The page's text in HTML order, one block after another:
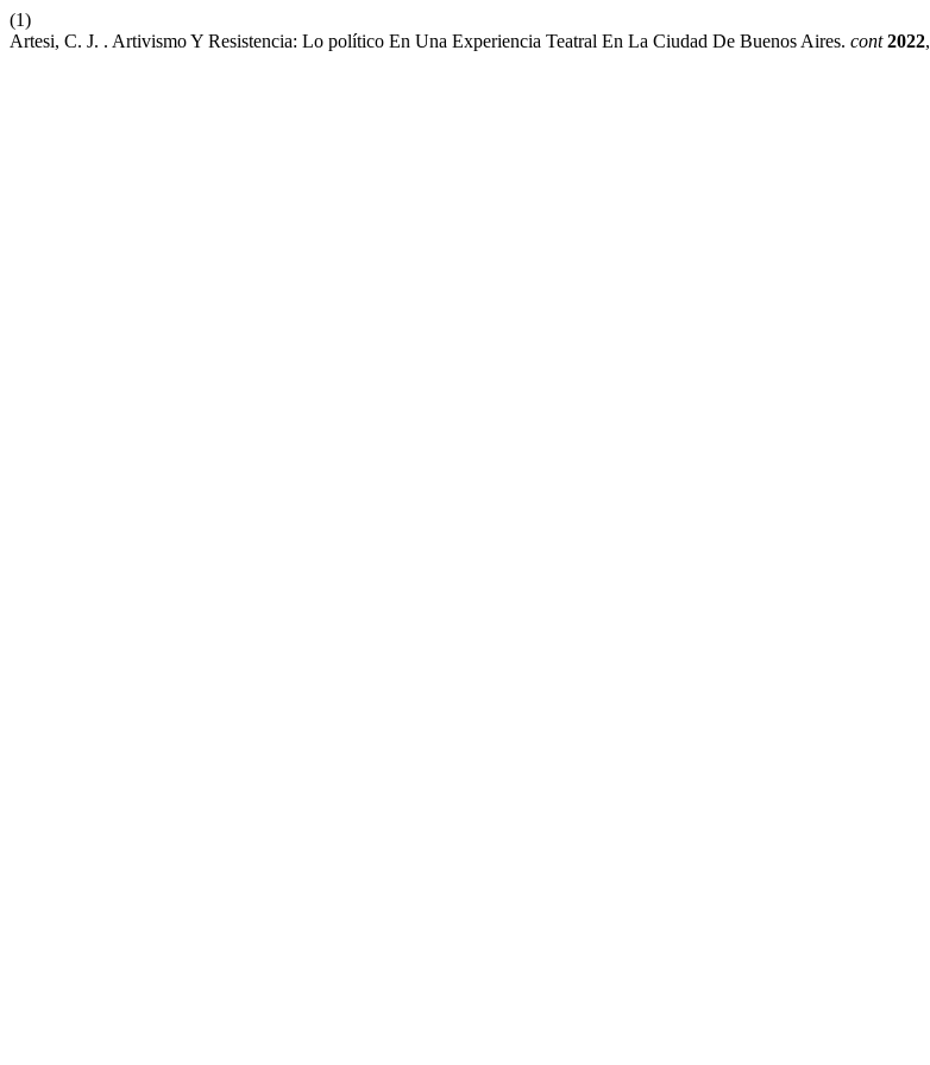
(1)
Artesi, C. J. . Artivismo Y Resistencia: Lo político En Una Experiencia Teatral En La Ciudad De Buenos Aires. cont 2022,